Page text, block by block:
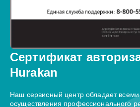
Сертификат
Hurakan
Наш сервисный центр обладает
осуществления профессионального